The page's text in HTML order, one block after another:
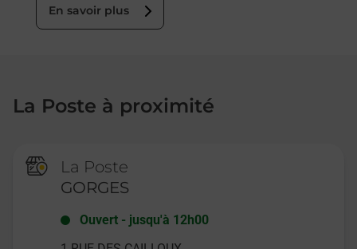
En savoir plus
La Poste à proximité
La Poste
GORGES
Ouvert - jusqu'à 12h00